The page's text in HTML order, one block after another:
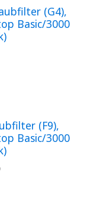
(G4),
Basic/3000
(F9),
Basic/3000